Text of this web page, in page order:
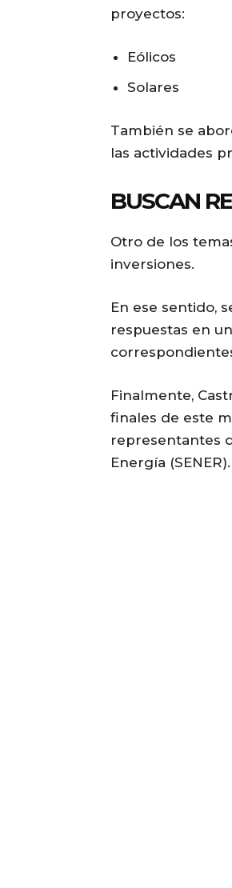
proyectos:
Eólicos
Solares
También se
las actividades
BUSCAN
Otro de los
inversiones.
En ese sentido,
respuestas en
Finalmente,
finales de este
representantes
Energía (SENER).